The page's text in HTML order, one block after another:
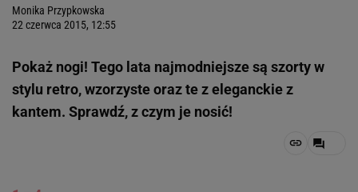
Monika Przypkowska
22 czerwca 2015, 12:55
Pokaż nogi! Tego lata najmodniejsze są szorty w
stylu retro, wzorzyste oraz te z eleganckie z
kantem. Sprawdź, z czym je nosić!